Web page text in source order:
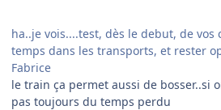
ha..je vois....test, dès le debut, de vos
temps dans les transports, et rester
Fabrice
le train ça permet aussi de bosser..si
pas toujours du temps perdu